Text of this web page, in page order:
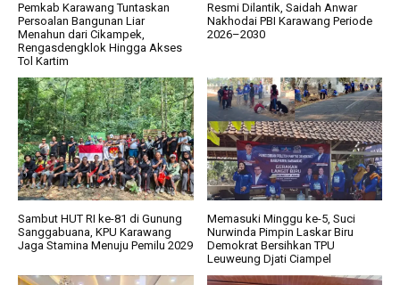
Pemkab Karawang Tuntaskan
Persoalan Bangunan Liar
Menahun dari Cikampek,
Rengasdengklok Hingga Akses
Tol Kartim
Resmi Dilantik, Saidah Anwar
Nakhodai PBI Karawang Periode
2026–2030
Sambut HUT RI ke-81 di Gunung
Sanggabuana, KPU Karawang
Jaga Stamina Menuju Pemilu 2029
Memasuki Minggu ke-5, Suci
Nurwinda Pimpin Laskar Biru
Demokrat Bersihkan TPU
Leuweung Djati Ciampel